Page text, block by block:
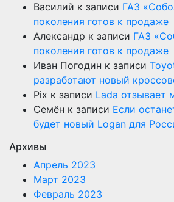
Василий к записи ГАЗ
поколения готов к продаже
Александр к записи ГАЗ
поколения готов к продаже
Иван Погодин к записи
разработают новый
Pix к записи Lada отзывает
Семён к записи Если
будет новый Logan для
Архивы
Апрель 2023
Март 2023
Февраль 2023